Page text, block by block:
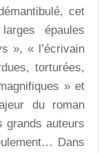
cet
épaules
», « l’écrivain
torturées,
» et
du roman
grands auteurs
Dans